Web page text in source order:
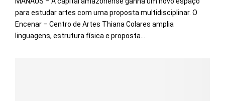
para estudar artes com uma proposta multidisciplinar. O
Encenar – Centro de Artes Thiana Colares amplia
linguagens, estrutura física e proposta...